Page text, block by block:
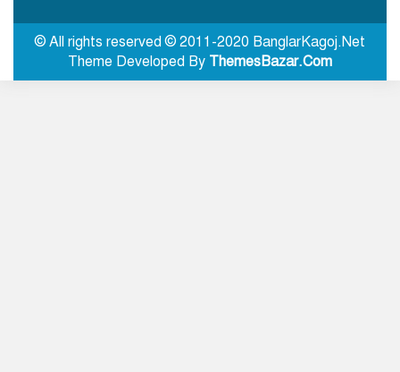
অনেকে
© All rights reserved © 2011-2020 BanglarKagoj.Net
Theme Developed By ThemesBazar.Com